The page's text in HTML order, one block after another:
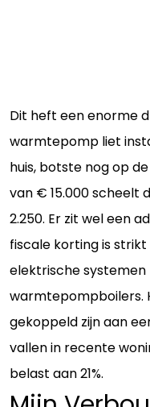
Dit heft een enorme
warmtepomp liet
huis, botste nog op
van € 15.000 scheelt
2.250. Er zit wel een
fiscale korting is
elektrische
warmtepompboilers.
gekoppeld zijn aan
vallen in recente
belast aan 21%.